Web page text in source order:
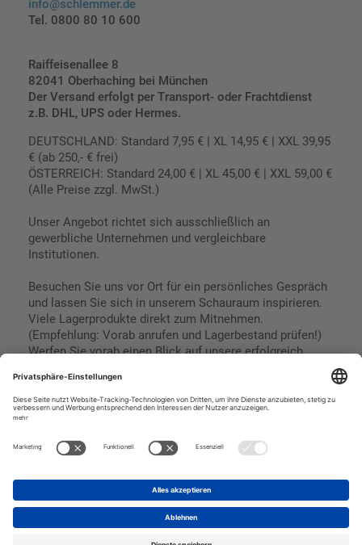
info@schlemmer.de
Tel. 0800 80 10 600
Raiffeisenallee 8
82041 Oberhaching bei München
Der Versand erfolgt per Transport- oder Frachtdienst
z.B. DHL, UPS oder Hermes.
DEUTSCHLAND: Standard 7,95 € | XL 14,95 € | XXL 39,95
€ (ab 250,- € frei)
ÖSTERREICH: Standard 24,00 € | XL 45,00 € | XXL 59,00 €
(Alle Preise zzgl. MwSt.)
Unser Angebot richtet sich ausschließlich an
gewerbliche Unternehmen und vergleichbare
Institutionen.
Besuchen Sie uns vor Ort für ein persönliches Gespräch
und lassen Sie sich in unserem Schauraum inspirieren.
Viele Lagerprodukte direkt zum Mitnehmen.
(Empfehlung: Vorab anrufen und Lagerbestand prüfen!)
Werfen Sie vorab einen Blick auf unsere erfolgreich
Impressum
Datenschutz
SEPA Lastschrift
Kreditkarte
Rechnungskauf